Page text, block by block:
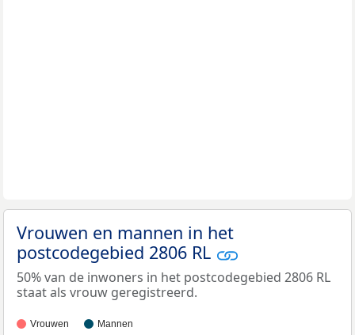
Vrouwen en mannen in het
postcodegebied 2806 RL
50% van de inwoners in het postcodegebied 2806 RL
staat als vrouw geregistreerd.
Vrouwen Mannen